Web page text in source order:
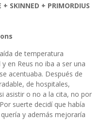
+ SKINNED + PRIMORDIUS
de temperatura
en Reus no iba a ser una
acentuaba. Después de
de hospitales,
asistir o no a la cita, no por
suerte decidí que había
y además mejoraría